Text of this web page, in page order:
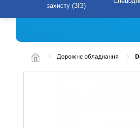
захисту (ЗІЗ)
Дорожнє обладнання